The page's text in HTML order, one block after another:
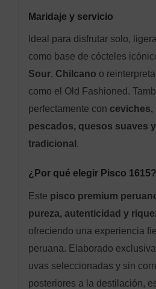
Maridaje y servicio
Ideal para disfrutar solo,
como base de cócteles
Sour, Chilcano o
como el Old Fashioned.
perfectamente con ceviches,
pescados, quesos suaves
tradicional .
¿Por qué elegir Pisco 1615?
Este pisco premium
pureza, autenticidad y
ofreciendo una experiencia
peruana. Elaborado
uvas seleccionadas y sin
posteriores a la destilación,